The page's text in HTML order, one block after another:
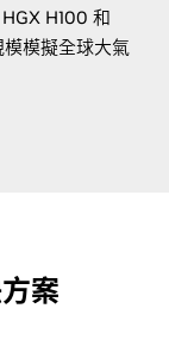
H100 和
模擬全球大氣
案